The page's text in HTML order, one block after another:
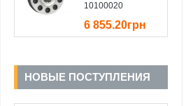
10100020
6 855.20грн
НОВЫЕ ПОСТУПЛЕНИЯ